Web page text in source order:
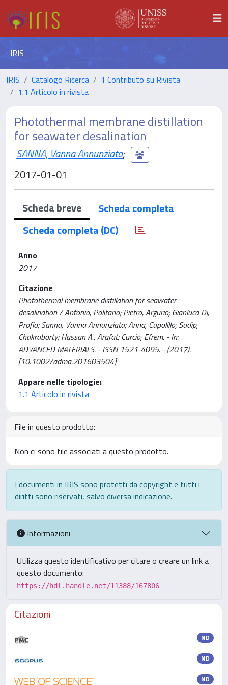
IRIS
IRIS Catalogo Ricerca
1 Contributo su Rivista
1.1 Articolo in rivista
Photothermal membrane distillation
for seawater desalination
SANNA, Vanna Annunziata;
2017-01-01
Scheda breve
Scheda completa
Scheda completa (DC)
Anno
2017
Citazione
Photothermal membrane distillation for seawater
desalination / Antonio, Politano; Pietro, Argurio; Gianluca Di,
Profio; Sanna, Vanna Annunziata; Anna, Cupolillo; Sudip,
Chakraborty; Hassan A., Arafat; Curcio, Efrem. - In:
ADVANCED MATERIALS. - ISSN 1521-4095. - (2017).
[10.1002/adma.201603504]
Appare nelle tipologie:
1.1 Articolo in rivista
File in questo prodotto:
Non ci sono file associati a questo prodotto.
I documenti in IRIS sono protetti da copyright e tutti i
diritti sono riservati, salvo diversa indicazione.
Informazioni
Utilizza questo identificativo per citare o creare un link a
questo documento:
https://hdl.handle.net/11388/167806
Citazioni
ND
ND
ND